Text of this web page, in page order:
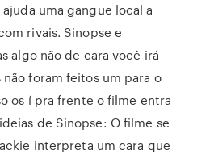
uma gangue local a
rivais. Sinopse e
algo não de cara você irá
foram feitos um para o
os í pra frente o filme entra
de Sinopse: O filme se
interpreta um cara que